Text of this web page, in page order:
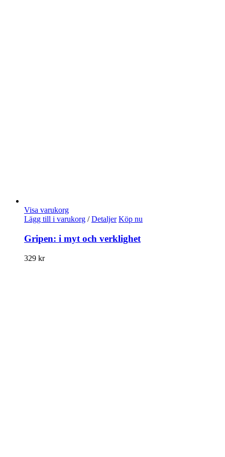
Visa varukorg
Lägg till i varukorg / Detaljer Köp nu
Gripen: i myt och verklighet
329 kr